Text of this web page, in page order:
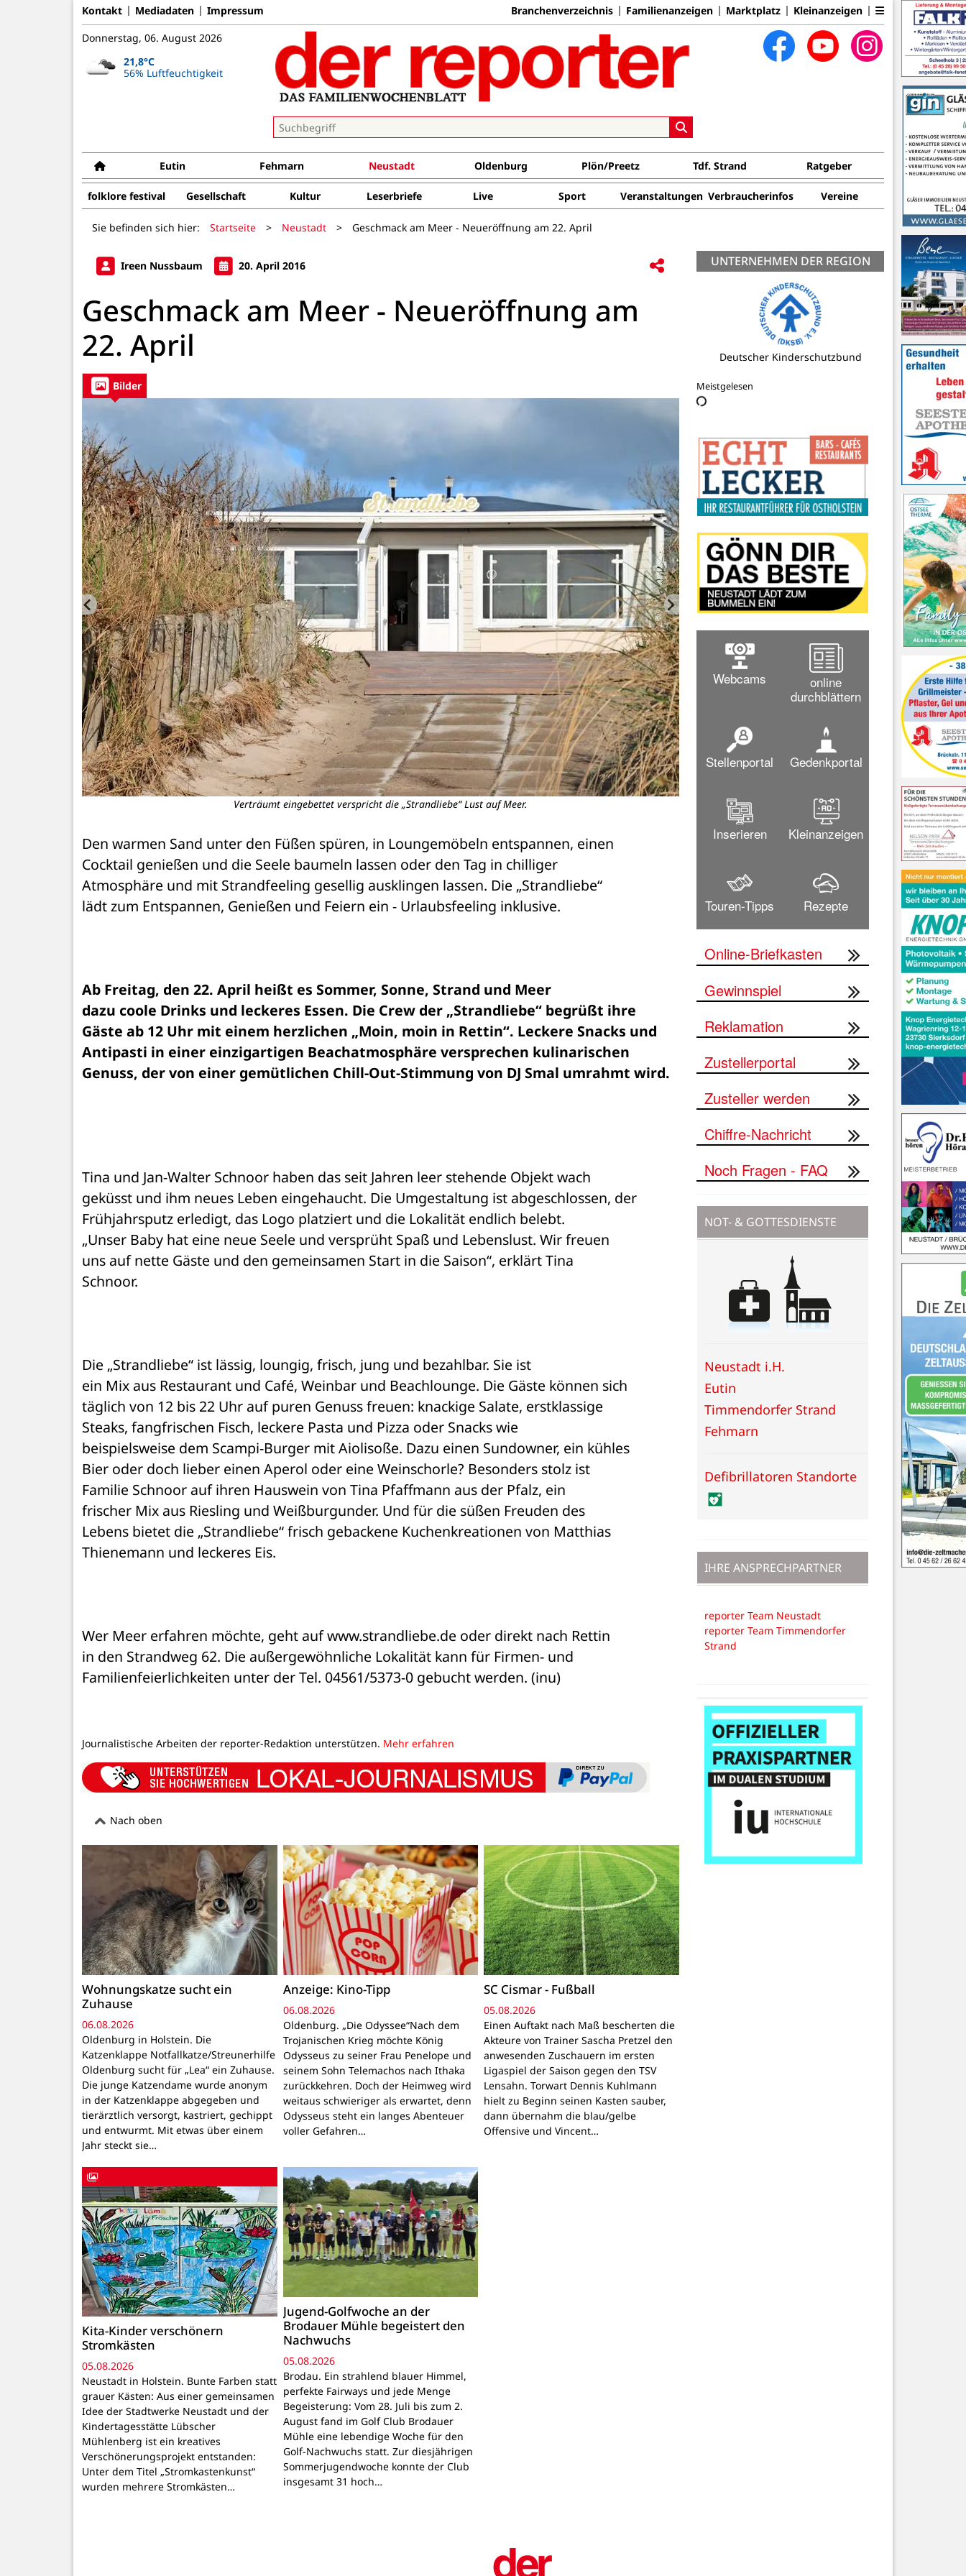
Kontakt Mediadaten Impressum Branchenverzeichnis Familienanzeigen Marktplatz Kleinanzeigen
Donnerstag, 06. August 2026
21,8°C
56% Luftfeuchtigkeit
Eutin Fehmarn Neustadt Oldenburg Plön/Preetz Tdf. Strand Ratgeber
folklore festival Gesellschaft Kultur Leserbriefe Live Sport Veranstaltungen Verbraucherinfos Vereine
Sie befinden sich hier: Startseite > Neustadt > Geschmack am Meer - Neueröffnung am 22. April
Ireen Nussbaum 20. April 2016
Geschmack am Meer - Neueröffnung am
22. April
Bilder
Verträumt eingebettet verspricht die „Strandliebe“ Lust auf Meer. Eine frische Meeresbrise verströmt das stilvolle
Den warmen Sand unter den Füßen spüren, in Loungemöbeln entspannen, einen
Cocktail genießen und die Seele baumeln lassen oder den Tag in chilliger
Atmosphäre und mit Strandfeeling gesellig ausklingen lassen. Die „Strandliebe“
lädt zum Entspannen, Genießen und Feiern ein - Urlaubsfeeling inklusive.
Ab Freitag, den 22. April heißt es Sommer, Sonne, Strand und Meer
dazu coole Drinks und leckeres Essen. Die Crew der „Strandliebe“ begrüßt ihre
Gäste ab 12 Uhr mit einem herzlichen „Moin, moin in Rettin“. Leckere Snacks und
Antipasti in einer einzigartigen Beachatmosphäre versprechen kulinarischen
Tina und Jan-Walter Schnoor haben das seit Jahren leer stehende Objekt wach
geküsst und ihm neues Leben eingehaucht. Die Umgestaltung ist abgeschlossen, der
Frühjahrsputz erledigt, das Logo platziert und die Lokalität endlich belebt.
„Unser Baby hat eine neue Seele und versprüht Spaß und Lebenslust. Wir freuen
uns auf nette Gäste und den gemeinsamen Start in die Saison“, erklärt Tina
Schnoor.
Die „Strandliebe“ ist lässig, loungig, frisch, jung und bezahlbar. Sie ist
ein Mix aus Restaurant und Café, Weinbar und Beachlounge. Die Gäste können sich
täglich von 12 bis 22 Uhr auf puren Genuss freuen: knackige Salate, erstklassige
Steaks, fangfrischen Fisch, leckere Pasta und Pizza oder Snacks wie
beispielsweise dem Scampi-Burger mit Aiolisoße. Dazu einen Sundowner, ein kühles
Bier oder doch lieber einen Aperol oder eine Weinschorle? Besonders stolz ist
Familie Schnoor auf ihren Hauswein von Tina Pfaffmann aus der Pfalz, ein
frischer Mix aus Riesling und Weißburgunder. Und für die süßen Freuden des
Lebens bietet die „Strandliebe“ frisch gebackene Kuchenkreationen von Matthias
Thienemann und leckeres Eis.
Wer Meer erfahren möchte, geht auf www.strandliebe.de oder direkt nach Rettin
in den Strandweg 62. Die außergewöhnliche Lokalität kann für Firmen- und
Familienfeierlichkeiten unter der Tel. 04561/5373-0 gebucht werden. (inu)
Journalistische Arbeiten der reporter-Redaktion unterstützen. Mehr erfahren
Nach oben
Wohnungskatze sucht ein
Zuhause
06.08.2026
Oldenburg in Holstein. Die
Katzenklappe Notfallkatze/Streunerhilfe
Oldenburg sucht für „Lea“ ein Zuhause.
Die junge Katzendame wurde anonym
in der Katzenklappe abgegeben und
tierärztlich versorgt, kastriert, gechippt
und entwurmt. Mit etwas über einem
Jahr steckt sie…
Anzeige: Kino-Tipp
06.08.2026
Oldenburg. „Die Odyssee“Nach dem
Trojanischen Krieg möchte König
Odysseus zu seiner Frau Penelope und
seinem Sohn Telemachos nach Ithaka
zurückkehren. Doch der Heimweg wird
weitaus schwieriger als erwartet, denn
Odysseus steht ein langes Abenteuer
voller Gefahren…
SC Cismar - Fußball
05.08.2026
Einen Auftakt nach Maß bescherten die
Akteure von Trainer Sascha Pretzel den
anwesenden Zuschauern im ersten
Ligaspiel der Saison gegen den TSV
Lensahn. Torwart Dennis Kuhlmann
hielt zu Beginn seinen Kasten sauber,
dann übernahm die blau/gelbe
Offensive und Vincent…
Kita-Kinder verschönern
Stromkästen
05.08.2026
Neustadt in Holstein. Bunte Farben statt
grauer Kästen: Aus einer gemeinsamen
Idee der Stadtwerke Neustadt und der
Kindertagesstätte Lübscher
Mühlenberg ist ein kreatives
Verschönerungsprojekt entstanden:
Unter dem Titel „Stromkastenkunst“
wurden mehrere Stromkästen…
Jugend-Golfwoche an der
Brodauer Mühle begeistert den
Nachwuchs
05.08.2026
Brodau. Ein strahlend blauer Himmel,
perfekte Fairways und jede Menge
Begeisterung: Vom 28. Juli bis zum 2.
August fand im Golf Club Brodauer
Mühle eine lebendige Woche für den
Golf-Nachwuchs statt. Zur diesjährigen
Sommerjugendwoche konnte der Club
insgesamt 31 hoch…
UNTERNEHMEN DER REGION
SC Cismar e.V.
Meistgelesen
Webcams
online
durchblättern
Stellenportal Gedenkportal
Inserieren Kleinanzeigen
Touren-Tipps Rezepte
Online-Briefkasten
Gewinnspiel
Reklamation
Zustellerportal
Zusteller werden
Chiffre-Nachricht
Noch Fragen - FAQ
NOT- & GOTTESDIENSTE
Neustadt i.H.
Eutin
Timmendorfer Strand
Fehmarn
Defibrillatoren Standorte
IHRE ANSPRECHPARTNER
reporter Team Neustadt
reporter Team Timmendorfer
Strand